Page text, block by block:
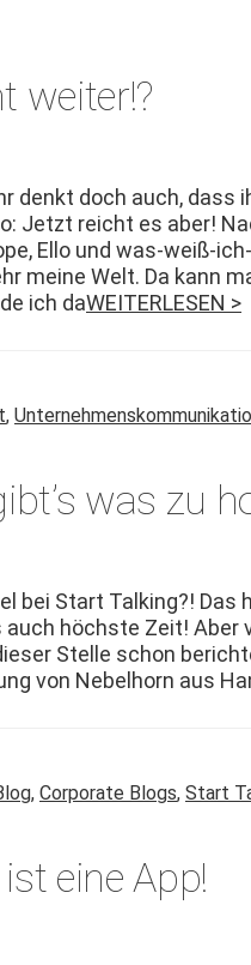
weiter!?
denkt doch auch, dass
Jet­zt reicht es aber!
Ello und was-weiß-
meine Welt. Da kann
ich daWEITERLESEN >
,
was zu
bei Start Talk­ing?! Das
auch höch­ste Zeit! Aber
Stelle schon
von Nebel­horn aus
, Corporate Blogs, Start
eine App!